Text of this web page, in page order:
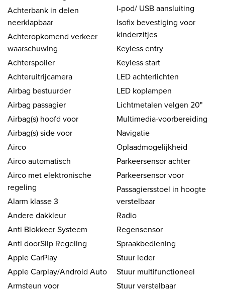
Achterbank in delen
neerklapbaar
Achteropkomend verkeer
waarschuwing
Achterspoiler
Achteruitrijcamera
Airbag bestuurder
Airbag passagier
Airbag(s) hoofd voor
Airbag(s) side voor
Airco
Airco automatisch
Airco met elektronische
regeling
Alarm klasse 3
Andere dakkleur
Anti Blokkeer Systeem
Anti doorSlip Regeling
Apple CarPlay
Apple Carplay/Android Auto
Armsteun voor
I-pod/ USB aansluiting
Isofix bevestiging voor
kinderzitjes
Keyless entry
Keyless start
LED achterlichten
LED koplampen
Lichtmetalen velgen 20"
Multimedia-voorbereiding
Navigatie
Oplaadmogelijkheid
Parkeersensor achter
Parkeersensor voor
Passagiersstoel in hoogte
verstelbaar
Radio
Regensensor
Spraakbediening
Stuur leder
Stuur multifunctioneel
Stuur verstelbaar